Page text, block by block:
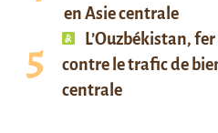
en Asie centrale
L’Ouzbékistan,
contre le trafic de
centrale